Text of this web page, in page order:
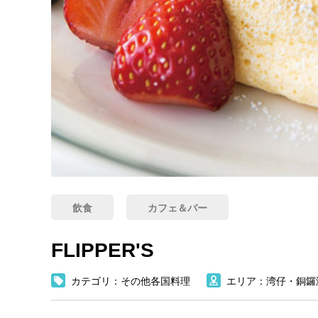
飲食 カフェ＆バー
FLIPPER'S
カテゴリ：その他各国料理 エリア：湾仔・銅鑼